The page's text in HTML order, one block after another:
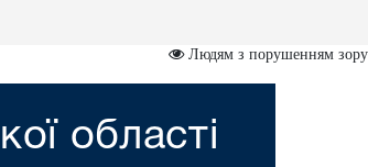
Людям з порушенням зору
області